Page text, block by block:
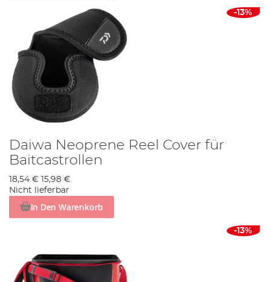
-13%
Daiwa Neoprene Reel Cover für
Baitcastrollen
18,54 €
15,98 €
Nicht lieferbar
In Den Warenkorb
-13%